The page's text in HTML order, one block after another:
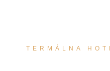
TERMÁLNA